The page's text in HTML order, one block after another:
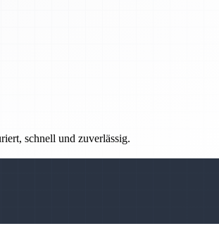
schnell und zuverlässig.